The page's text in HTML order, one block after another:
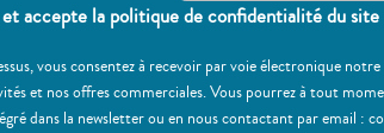
accepte la politique de confidentialité du
vous consentez à recevoir par voie électronique
et nos offres commerciales. Vous pourrez à tout
dans la newsletter ou en nous contactant par email :